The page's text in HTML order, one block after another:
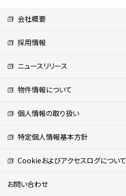
会社概要
採用情報
ニュースリリース
物件情報について
個人情報の取り扱い
特定個人情報基本方針
Cookieおよびアクセスログについて
お問い合わせ